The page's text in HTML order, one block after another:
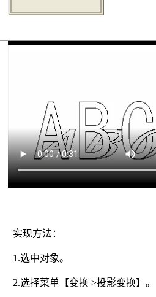
实现方法：
1.选中对象。
2.选择菜单【变换 >投影变换】。